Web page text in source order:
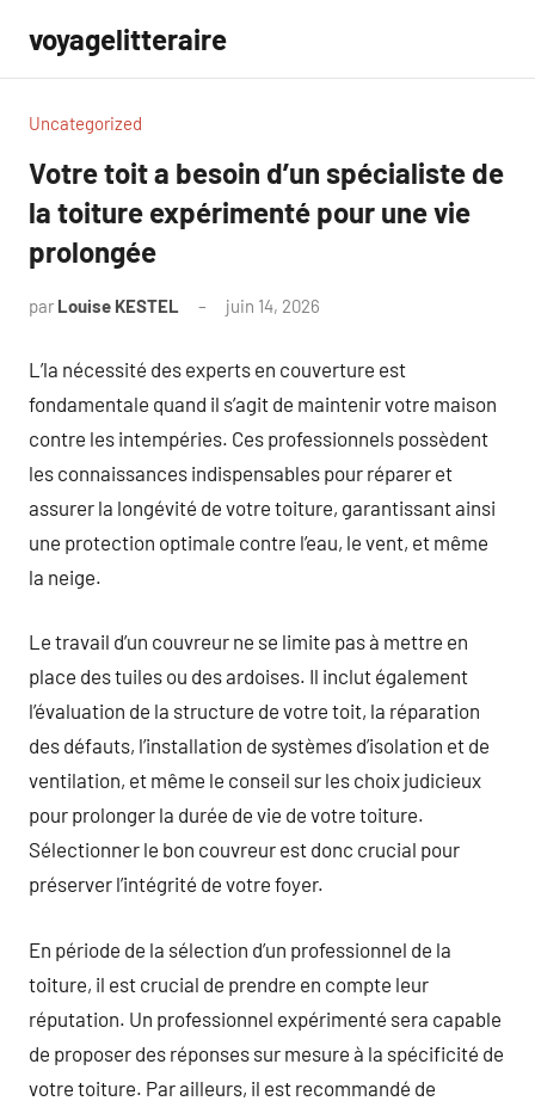
contenu
voyagelitteraire
Uncategorized
Votre toit a besoin d’un spécialiste de
la toiture expérimenté pour une vie
prolongée
par Louise KESTEL juin 14, 2026
L’la nécessité des experts en couverture est
fondamentale quand il s’agit de maintenir votre maison
contre les intempéries. Ces professionnels possèdent
les connaissances indispensables pour réparer et
assurer la longévité de votre toiture, garantissant ainsi
une protection optimale contre l’eau, le vent, et même
la neige.
Le travail d’un couvreur ne se limite pas à mettre en
place des tuiles ou des ardoises. Il inclut également
l’évaluation de la structure de votre toit, la réparation
des défauts, l’installation de systèmes d’isolation et de
ventilation, et même le conseil sur les choix judicieux
pour prolonger la durée de vie de votre toiture.
Sélectionner le bon couvreur est donc crucial pour
préserver l’intégrité de votre foyer.
En période de la sélection d’un professionnel de la
toiture, il est crucial de prendre en compte leur
réputation. Un professionnel expérimenté sera capable
de proposer des réponses sur mesure à la spécificité de
votre toiture. Par ailleurs, il est recommandé de